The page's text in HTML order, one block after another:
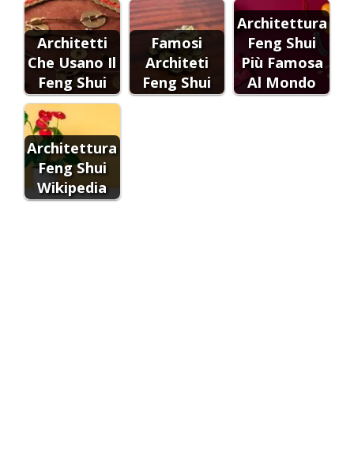
Architetti
Che Usano Il
Feng Shui
Famosi
Architeti
Feng Shui
Architettura
Feng Shui
Più Famosa
Al Mondo
Architettura
Feng Shui
Wikipedia